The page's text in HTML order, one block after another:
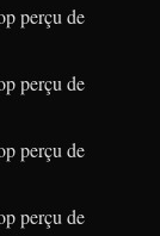
perçu de
perçu de
perçu de
perçu de